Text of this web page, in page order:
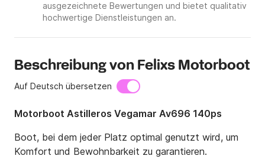
ausgezeichnete Bewertungen und bietet qualitativ
hochwertige Dienstleistungen an.
Beschreibung von Felixs Motorboot
Auf Deutsch übersetzen
Motorboot Astilleros Vegamar Av696 140ps
Boot, bei dem jeder Platz optimal genutzt wird, um
Komfort und Bewohnbarkeit zu garantieren.